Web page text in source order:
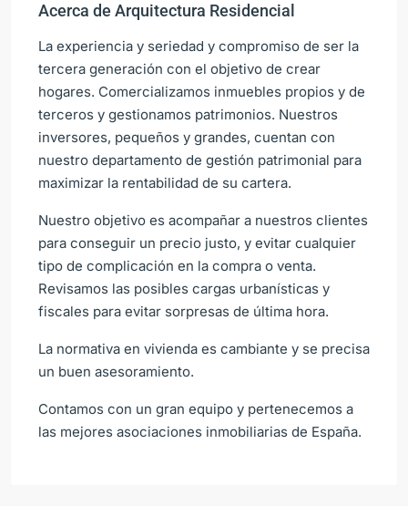
Acerca de Arquitectura Residencial
La experiencia y seriedad y compromiso de ser la
tercera generación con el objetivo de crear
hogares. Comercializamos inmuebles propios y de
terceros y gestionamos patrimonios. Nuestros
inversores, pequeños y grandes, cuentan con
nuestro departamento de gestión patrimonial para
maximizar la rentabilidad de su cartera.
Nuestro objetivo es acompañar a nuestros clientes
para conseguir un precio justo, y evitar cualquier
tipo de complicación en la compra o venta.
Revisamos las posibles cargas urbanísticas y
fiscales para evitar sorpresas de última hora.
La normativa en vivienda es cambiante y se precisa
un buen asesoramiento.
Contamos con un gran equipo y pertenecemos a
las mejores asociaciones inmobiliarias de España.